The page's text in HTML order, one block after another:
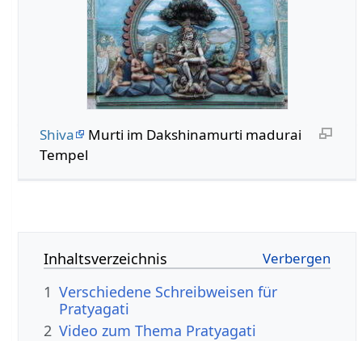
Shiva
Murti im Dakshinamurti madurai
Tempel
Inhaltsverzeichnis
1 Verschiedene Schreibweisen für
Pratyagati
2 Video zum Thema Pratyagati